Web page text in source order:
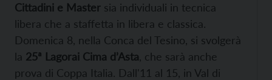
Cittadini e Master sia individuali in tecnica
libera che a staffetta in libera e classica.
Domenica 8, nella Conca del Tesino, si svolgerà
la 25ª Lagorai Cima d’Asta , che sarà anche
prova di Coppa Italia. Dall'11 al 15, in Val di